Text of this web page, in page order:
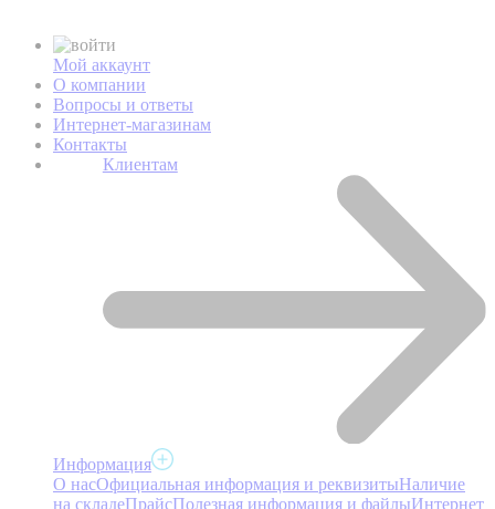
Мой аккаунт
О компании
Вопросы и ответы
Интернет-магазинам
Контакты
Клиентам
Информация
О насОфициальная информация и реквизитыНаличие
на складеПрайсПолезная информация и файлыИнтернет